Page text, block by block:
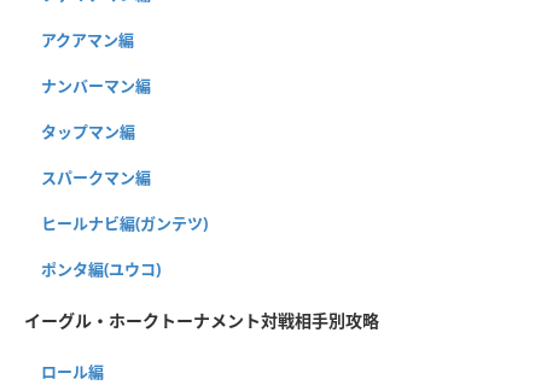
アクアマン編
ナンバーマン編
タップマン編
スパークマン編
ヒールナビ編(ガンテツ)
ポンタ編(ユウコ)
イーグル・ホークトーナメント対戦相手別攻略
ロール編